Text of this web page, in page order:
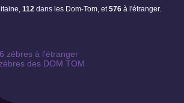
112 dans les Dom-Tom, et576 à l'étranger.
zèbres à l'étranger
des DOM TOM